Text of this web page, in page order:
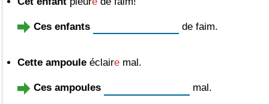
Ces enfants de faim.
Cette ampoule éclaire mal.
Ces ampoules mal.